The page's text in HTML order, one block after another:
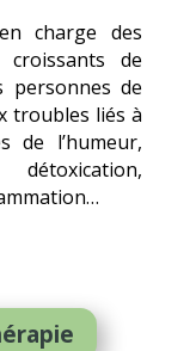
charge des
de
personnes de
troubles liés à
de l’humeur,